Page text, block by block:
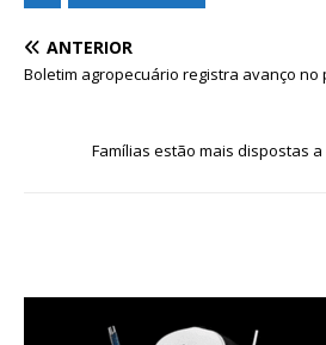
ANTERIOR
Boletim agropecuário registra avanço no
Famílias estão mais dispostas